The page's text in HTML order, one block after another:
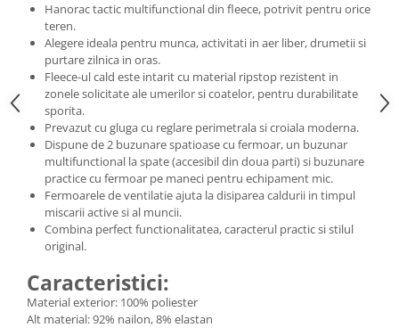
Pantaloni de lucru cu pieptar
Veste de lucru
Pentru femei
Bluze pentru femei
Fleece-uri
Halate
Jachete / Bluze salopeta
Pantaloni de lucru cu pieptar
Pantaloni de lucru in talie
Tricouri polo
Veste de lucru
Hanorac tactic multifunctional din fleece, potrivit pentru orice
teren.
Alegere ideala pentru munca, activitati in aer liber, drumetii si
purtare zilnica in oras.
Fleece-ul cald este intarit cu material ripstop rezistent in
zonele solicitate ale umerilor si coatelor, pentru durabilitate
sporita.
Prevazut cu gluga cu reglare perimetrala si croiala moderna.
Dispune de 2 buzunare spatioase cu fermoar, un buzunar
multifunctional la spate (accesibil din doua parti) si buzunare
practice cu fermoar pe maneci pentru echipament mic.
Fermoarele de ventilatie ajuta la disiparea caldurii in timpul
miscarii active si al muncii.
Combina perfect functionalitatea, caracterul practic si stilul
original.
Caracteristici:
Material exterior: 100% poliester
Alt material: 92% nailon, 8% elastan